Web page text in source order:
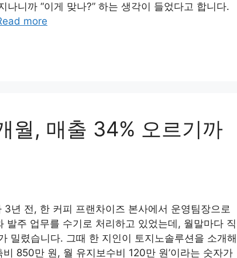
니까 “이게 맞나?” 하는 생각이 들었다고 합니다.
more
월, 매출 34% 오르기까
년 전, 한 커피 프랜차이즈 본사에서 운영팀장으로
주 업무를 수기로 처리하고 있었는데, 월말마다 직
밀렸습니다. 그때 한 지인이 토지노솔루션을 소개해
850만 원, 월 유지보수비 120만 원’이라는 숫자가